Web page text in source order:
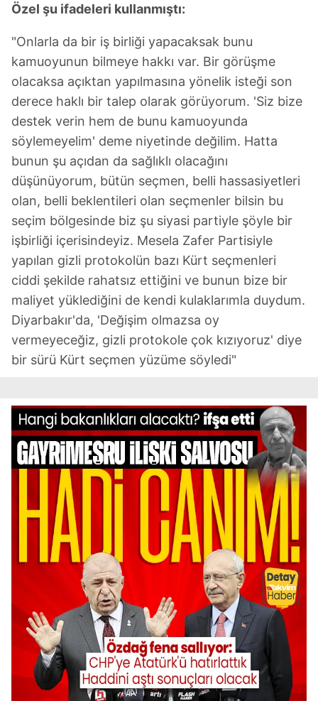
Özel şu ifadeleri kullanmıştı:
"Onlarla da bir iş birliği yapacaksak bunu
kamuoyunun bilmeye hakkı var. Bir görüşme
olacaksa açıktan yapılmasına yönelik isteği son
derece haklı bir talep olarak görüyorum. 'Siz bize
destek verin hem de bunu kamuoyunda
söylemeyelim' deme niyetinde değilim. Hatta
bunun şu açıdan da sağlıklı olacağını
düşünüyorum, bütün seçmen, belli hassasiyetleri
olan, belli beklentileri olan seçmenler bilsin bu
seçim bölgesinde biz şu siyasi partiyle şöyle bir
işbirliği içerisindeyiz. Mesela Zafer Partisiyle
yapılan gizli protokolün bazı Kürt seçmenleri
ciddi şekilde rahatsız ettiğini ve bunun bize bir
maliyet yüklediğini de kendi kulaklarımla duydum.
Diyarbakır'da, 'Değişim olmazsa oy
vermeyeceğiz, gizli protokole çok kızıyoruz' diye
bir sürü Kürt seçmen yüzüme söyledi"